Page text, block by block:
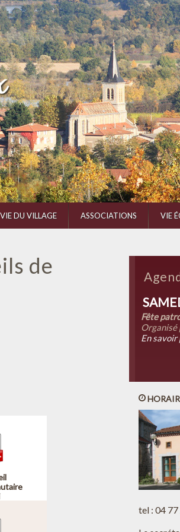
VIE DU VILLAGE ASSOCIATIONS VIE
de
Fête
Organisé
En savoir
tel : 04